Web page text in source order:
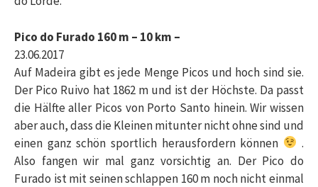
Pico do Furado 160 m – 10 km –
23.06.2017
Auf Madeira gibt es jede Menge Picos und hoch sind sie.
Der Pico Ruivo hat 1862 m und ist der Höchste. Da passt
die Hälfte aller Picos von Porto Santo hinein. Wir wissen
aber auch, dass die Kleinen mitunter nicht ohne sind und
einen ganz schön sportlich herausfordern können
.
Also fangen wir mal ganz vorsichtig an. Der Pico do
Furado ist mit seinen schlappen 160 m noch nicht einmal